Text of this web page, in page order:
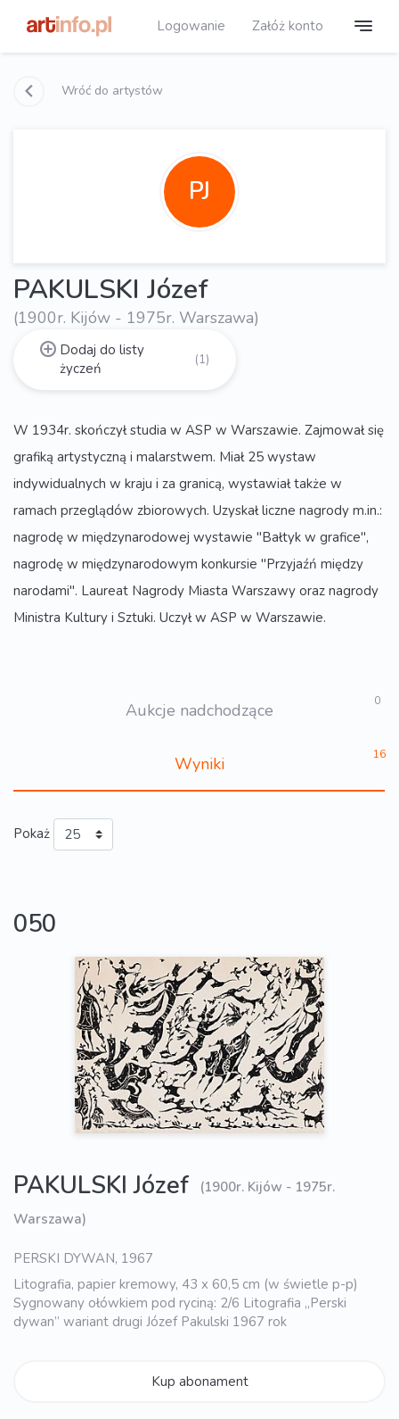
Logowanie Załóż konto
Wróć do artystów
PJ
PAKULSKI Józef
(1900r. Kijów - 1975r. Warszawa)
Dodaj do listy
życzeń
(1)
W 1934r. skończył studia w ASP w Warszawie. Zajmował się
grafiką artystyczną i malarstwem. Miał 25 wystaw
indywidualnych w kraju i za granicą, wystawiał także w
ramach przeglądów zbiorowych. Uzyskał liczne nagrody m.in.:
nagrodę w międzynarodowej wystawie "Bałtyk w grafice",
nagrodę w międzynarodowym konkursie "Przyjaźń między
narodami". Laureat Nagrody Miasta Warszawy oraz nagrody
Ministra Kultury i Sztuki. Uczył w ASP w Warszawie.
Aukcje nadchodzące 0
Wyniki 16
Pokaż
050
PAKULSKI Józef
(1900r. Kijów - 1975r.
Warszawa)
PERSKI DYWAN, 1967
Litografia, papier kremowy, 43 x 60,5 cm (w świetle p-p)
Sygnowany ołówkiem pod ryciną: 2/6 Litografia „Perski
dywan” wariant drugi Józef Pakulski 1967 rok
Kup abonament